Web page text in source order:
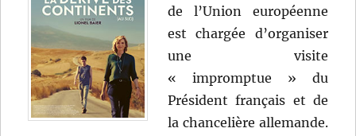
de l’Union européenne
est chargée d’organiser
une visite
« impromptue » du
Président français et de
la chancelière allemande.